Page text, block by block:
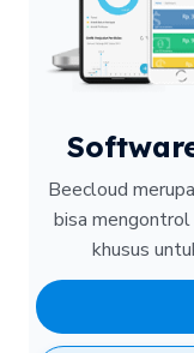
Beecloud
bisa
khusus